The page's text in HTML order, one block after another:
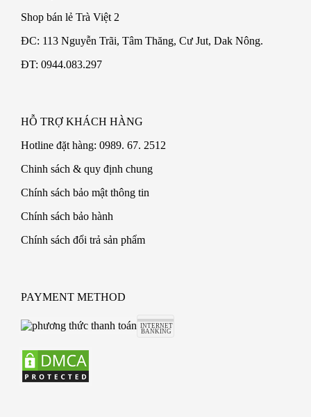
Shop bán lẻ Trà Việt 2
ĐC: 113 Nguyễn Trãi, Tâm Thăng, Cư Jut, Dak Nông.
ĐT: 0944.083.297
HỖ TRỢ KHÁCH HÀNG
Hotline đặt hàng: 0989. 67. 2512
Chinh sách & quy định chung
Chính sách bảo mật thông tin
Chính sách bảo hành
Chính sách đổi trả sản phẩm
PAYMENT METHOD